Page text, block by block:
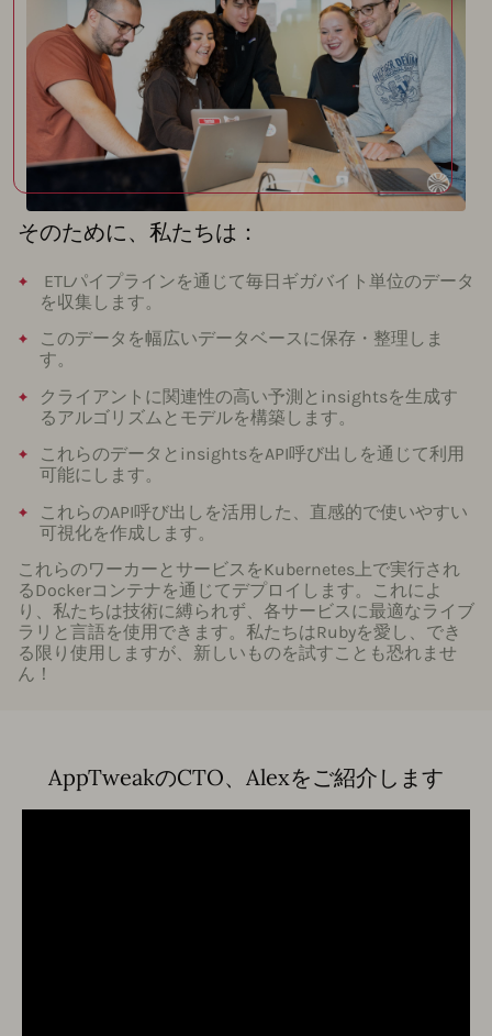
そのために、私たちは：
ETLパイプラインを通じて毎日ギガバイト単位のデータ
を収集します。
このデータを幅広いデータベースに保存・整理しま
す。
クライアントに関連性の高い予測とinsightsを生成す
るアルゴリズムとモデルを構築します。
これらのデータとinsightsをAPI呼び出しを通じて利用
可能にします。
これらのAPI呼び出しを活用した、直感的で使いやすい
可視化を作成します。
これらのワーカーとサービスをKubernetes上で実行され
るDockerコンテナを通じてデプロイします。これによ
り、私たちは技術に縛られず、各サービスに最適なライブ
ラリと言語を使用できます。私たちはRubyを愛し、でき
る限り使用しますが、新しいものを試すことも恐れませ
ん！
AppTweakのCTO、Alexをご紹介します